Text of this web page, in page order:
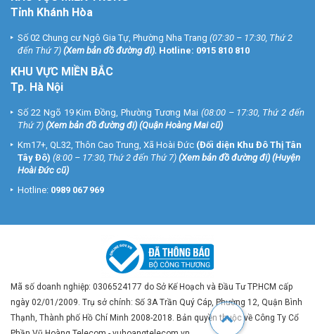
Tỉnh Khánh Hòa
Số 02 Chung cư Ngô Gia Tự, Phường Nha Trang (07:30 – 17:30, Thứ 2
đến Thứ 7) (Xem bản đồ đường đi). Hotline: 0915 810 810
KHU VỰC MIỀN BẮC
Tp. Hà Nội
Số 22 Ngõ 19 Kim Đồng, Phường Tương Mai (08:00 – 17:30, Thứ 2 đến
Thứ 7) (Xem bản đồ đường đi) (Quận Hoàng Mai cũ)
Km17+, QL32, Thôn Cao Trung, Xã Hoài Đức (Đối diện Khu Đô Thị Tân
Tây Đô) (8:00 – 17:30, Thứ 2 đến Thứ 7) (Xem bản đồ đường đi) (Huyện
Hoài Đức cũ)
Hotline: 0989 067 969
Mã số doanh nghiệp: 0306524177 do Sở Kế Hoạch và Đầu Tư TP.HCM cấp
ngày 02/01/2009. Trụ sở chính: Số 3A Trần Quý Cáp, Phường 12, Quận Bình
Thạnh, Thành phố Hồ Chí Minh 2008-2018. Bản quyền thuộc về Công Ty Cổ